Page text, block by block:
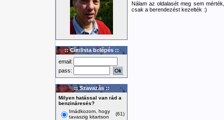
:: Címlista belépés ::
email:
pass:
:: Szavazás ::
Milyen hatással van rád a
benzináresés?
Imádkozom, hogy
tavaszig kitartson
(61)
Nálam az oldalasét meg sem
csak a berendezést kezelték :)